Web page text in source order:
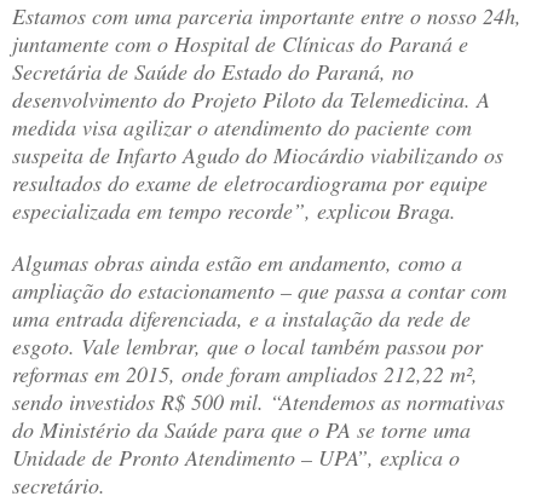
Estamos com uma parceria importante entre o nosso 24h,
juntamente com o Hospital de Clínicas do Paraná e
Secretária de Saúde do Estado do Paraná, no
desenvolvimento do Projeto Piloto da Telemedicina. A
medida visa agilizar o atendimento do paciente com
suspeita de Infarto Agudo do Miocárdio viabilizando os
resultados do exame de eletrocardiograma por equipe
especializada em tempo recorde”, explicou Braga.
Algumas obras ainda estão em andamento, como a
ampliação do estacionamento – que passa a contar com
uma entrada diferenciada, e a instalação da rede de
esgoto. Vale lembrar, que o local também passou por
reformas em 2015, onde foram ampliados 212,22 m²,
sendo investidos R$ 500 mil. “Atendemos as normativas
do Ministério da Saúde para que o PA se torne uma
Unidade de Pronto Atendimento – UPA”, explica o
secretário.